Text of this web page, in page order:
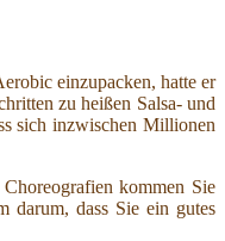
einzupacken, hatte er
zu heißen Salsa- und
sich inzwischen Millionen
kommen Sie
darum, dass Sie ein gutes